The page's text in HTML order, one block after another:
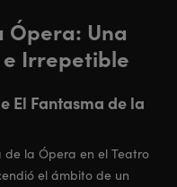
Ópera: Una
e Irrepetible
El Fantasma de la
de la Ópera en el Teatro
el ámbito de un